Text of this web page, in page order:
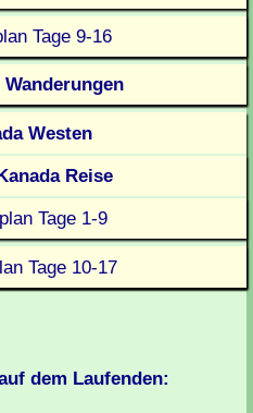
Tage 9-16
Westen
Reise
Tage 1-9
Tage 10-17
dem Laufenden: